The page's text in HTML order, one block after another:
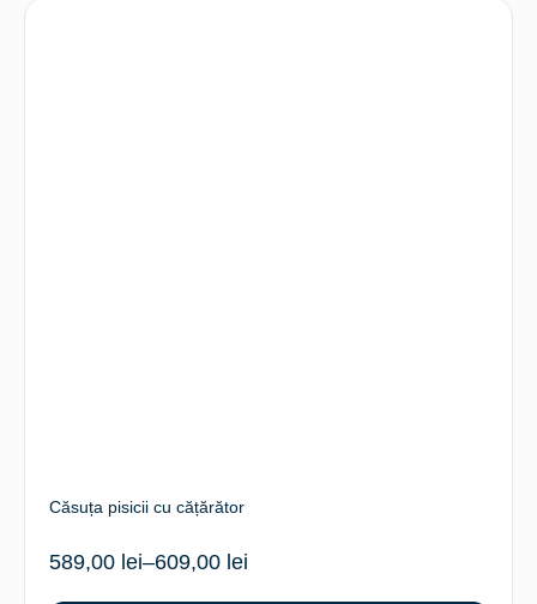
Căsuța pisicii cu cățărător
589,00 lei–609,00 lei